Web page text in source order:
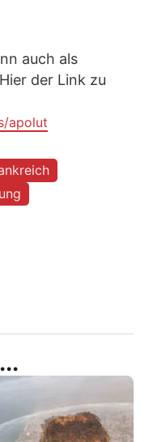
auch als
der Link zu
apolut